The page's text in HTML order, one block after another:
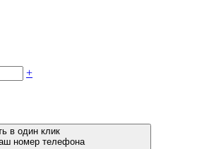
+
в один клик
номер телефона